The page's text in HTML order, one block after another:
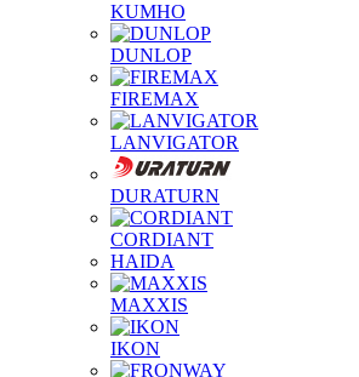
KUMHO
DUNLOP
FIREMAX
LANVIGATOR
DURATURN
CORDIANT
HAIDA
MAXXIS
IKON